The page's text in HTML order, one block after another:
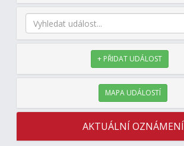
+ PŘIDAT UDÁLOST
MAPA UDÁLOSTÍ
AKTUÁLNÍ OZNÁMENÍ